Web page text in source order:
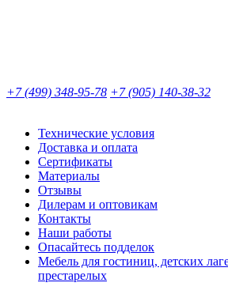
+7 (499) 348-95-78 +7 (905) 140-38-32
Технические условия
Доставка и оплата
Сертификаты
Материалы
Отзывы
Дилерам и оптовикам
Контакты
Наши работы
Опасайтесь подделок
Мебель для гостиниц, детских
престарелых